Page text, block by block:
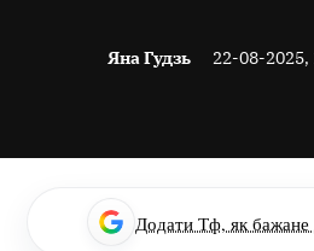
Яна Гудзь 22-08-2025,
Додати Тф, як